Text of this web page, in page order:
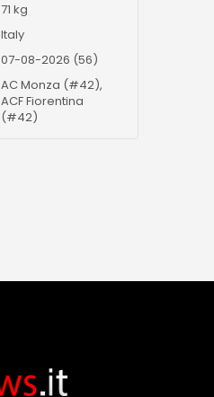
71 kg
Italy
07-08-2026 (56)
AC Monza (#42),
ACF Fiorentina
(#42)